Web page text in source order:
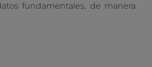
fundamentales, de manera